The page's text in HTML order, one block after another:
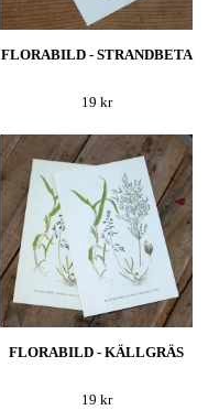
FLORABILD - STRANDBETA
19 kr
FLORABILD - KÄLLGRÄS
19 kr